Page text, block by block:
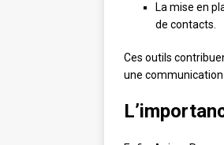
La mise en
de contacts.
Ces outils
une